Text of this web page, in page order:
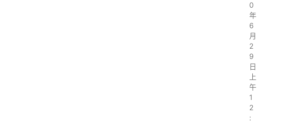
0
年
6
月
2
9
日
上
午
1
2
: